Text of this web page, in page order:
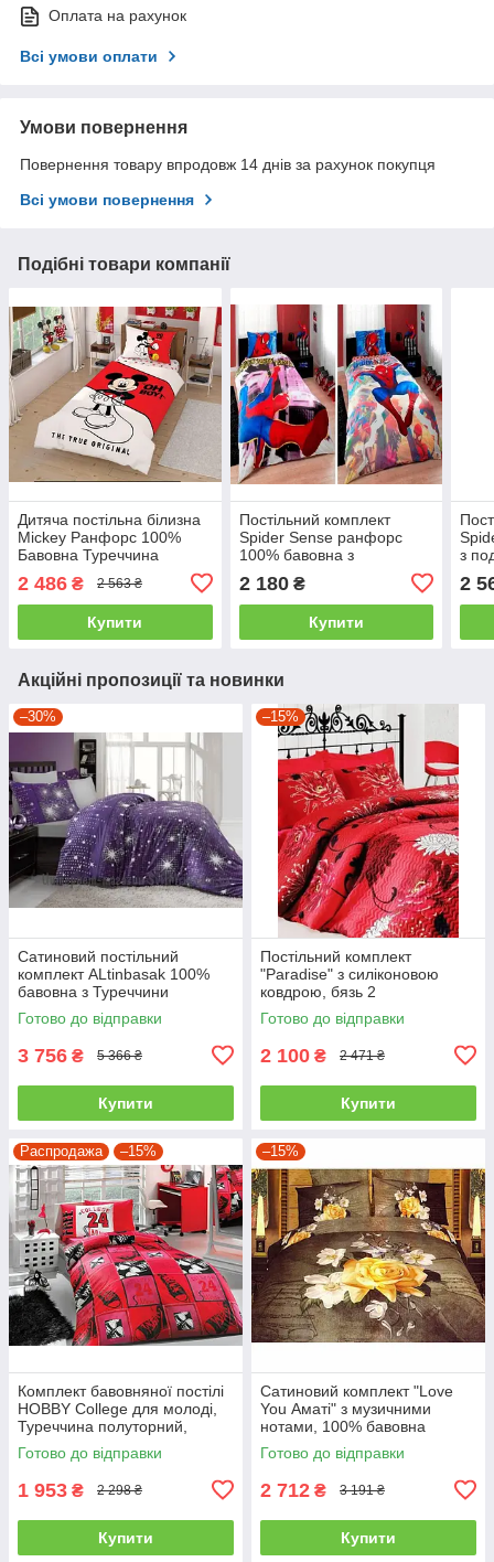
Оплата на рахунок
Всі умови оплати
Умови повернення
Повернення товару впродовж 14 днів за рахунок покупця
Всі умови повернення
Подібні товари компанії
Дитяча постільна білизна
Mickey Ранфорс 100%
Бавовна Туреччина
2 486 ₴ 2 563 ₴
Купити
Постільний комплект
Spider Sense ранфорс
100% бавовна з
подарунковою упаковкою
полуторний
2 180₴
Купити
з
2
Акційні пропозиції та новинки
–30%
Сатиновий постільний
комплект ALtinbasak 100%
бавовна з Туреччини
двоспальний - євро
Готово до відправки
3 756 ₴ 5 366 ₴
Купити
–15%
Постільний комплект
"Paradise" з силіконовою
ковдрою, бязь 2
Готово до відправки
2 100 ₴ 2 471 ₴
Купити
Распродажа –15%
Комплект бавовняної постілі
HOBBY College для молоді,
Туреччина полуторний,
червоний
Готово до відправки
1 953 ₴ 2 298 ₴
Купити
–15%
Сатиновий комплект "Love
You Аматі" з музичними
нотами, 100% бавовна
полуторний
Готово до відправки
2 712 ₴ 3 191 ₴
Купити